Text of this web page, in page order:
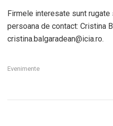
Firmele interesate sunt
persoana de contact: Cristina
cristina.balgaradean@icia.ro.
Evenimente